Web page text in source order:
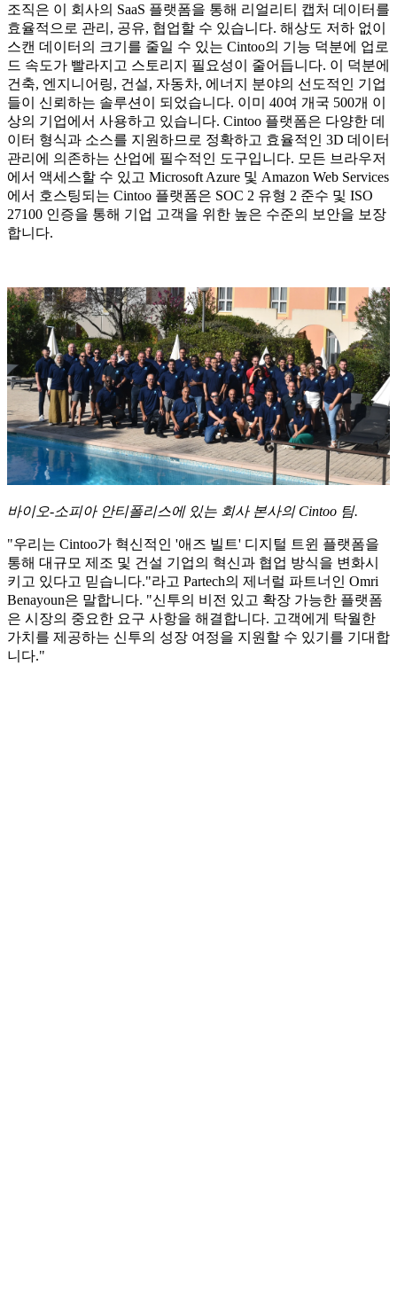
조직은 이 회사의 SaaS 플랫폼을 통해 리얼리티 캡처 데이터를
효율적으로 관리, 공유, 협업할 수 있습니다. 해상도 저하 없이
스캔 데이터의 크기를 줄일 수 있는 Cintoo의 기능 덕분에 업로
드 속도가 빨라지고 스토리지 필요성이 줄어듭니다. 이 덕분에
건축, 엔지니어링, 건설, 자동차, 에너지 분야의 선도적인 기업
들이 신뢰하는 솔루션이 되었습니다. 이미 40여 개국 500개 이
상의 기업에서 사용하고 있습니다. Cintoo 플랫폼은 다양한 데
이터 형식과 소스를 지원하므로 정확하고 효율적인 3D 데이터
관리에 의존하는 산업에 필수적인 도구입니다. 모든 브라우저
에서 액세스할 수 있고 Microsoft Azure 및 Amazon Web Services
에서 호스팅되는 Cintoo 플랫폼은 SOC 2 유형 2 준수 및 ISO
27100 인증을 통해 기업 고객을 위한 높은 수준의 보안을 보장
합니다.
바이오-소피아 안티폴리스에 있는 회사 본사의 Cintoo 팀.
"우리는 Cintoo가 혁신적인 '애즈 빌트' 디지털 트윈 플랫폼을
통해 대규모 제조 및 건설 기업의 혁신과 협업 방식을 변화시
키고 있다고 믿습니다."라고 Partech의 제너럴 파트너인 Omri
Benayoun은 말합니다. "신투의 비전 있고 확장 가능한 플랫폼
은 시장의 중요한 요구 사항을 해결합니다. 고객에게 탁월한
가치를 제공하는 신투의 성장 여정을 지원할 수 있기를 기대합
니다."